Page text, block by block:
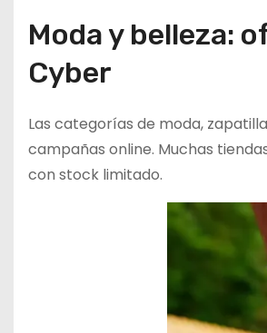
Moda y belleza:
Cyber
Las categorías de moda,
campañas online. Muchas
con stock limitado.